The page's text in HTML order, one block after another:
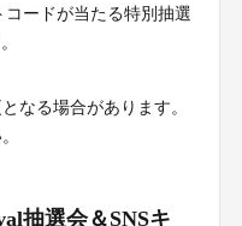
コードが当たる特別抽選
なる場合があります。
抽選会＆SNSキ